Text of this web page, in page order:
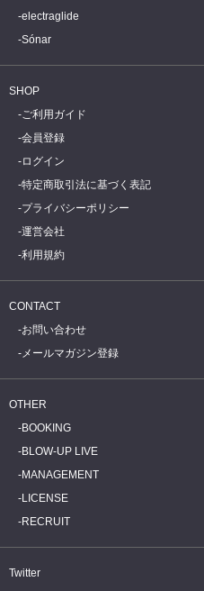
electraglide
Sónar
SHOP
ご利用ガイド
会員登録
ログイン
特定商取引法に基づく表記
プライバシーポリシー
運営会社
利用規約
CONTACT
お問い合わせ
メールマガジン登録
OTHER
BOOKING
BLOW-UP LIVE
MANAGEMENT
LICENSE
RECRUIT
Twitter